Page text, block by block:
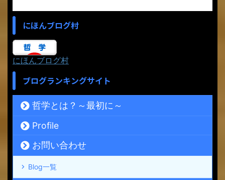
にほんブログ村
にほんブログ村
ブログランキングサイト
哲学とは？～最初に～
Profile
お問い合わせ
Blog一覧